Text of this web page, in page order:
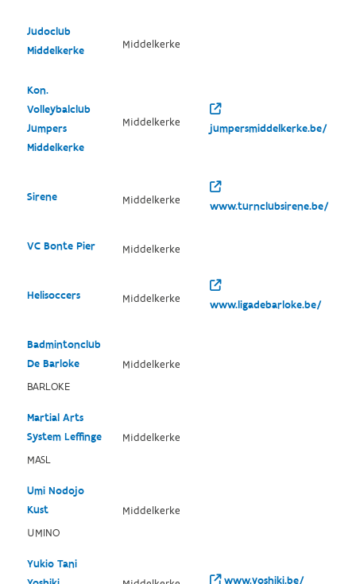
Judoclub
Middelkerke
Middelkerke
Kon.
Volleybalclub
Jumpers
Middelkerke
Middelkerke jumpersmiddelkerke.be/
Sirene Middelkerke www.turnclubsirene.be/
VC Bonte Pier Middelkerke
Helisoccers Middelkerke www.ligadebarloke.be/
Badmintonclub
De Barloke
BARLOKE
Middelkerke
Martial Arts
System Leffinge
MASL
Middelkerke
Umi Nodojo
Kust
UMINO
Middelkerke
Yukio Tani
www.yoshiki.be/